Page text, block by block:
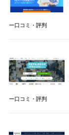
ー口コミ・評判
ー口コミ・評判